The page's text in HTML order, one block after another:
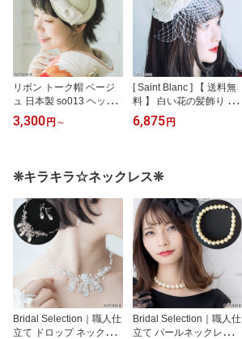
リボン トーク帽 ベージ
ュ 日本製 so013 ヘッド
ドレス トークハット カ
クテルハット 帽子 ミニ
成人式 卒業式 前撮り 振
袖 袴 グログランリボン
オフホワイト クリーム
色 カラー チュール
3,300円 ～
[ Saint Blanc ] 【 送料無
料 】 白い花の髪飾り ホ
ワイトフラワー ヘッドド
レス 髪飾り 白 オフホワ
業式 前撮り 振袖 袴卒業
式髪飾り 成人式髪飾り
チュール髪飾り 白一色
ホワイト ヘアクリップ
パール 花 フラワー
6,875円
❊キラキラ☆ネックレス❊
Bridal Selection｜職人仕
立て ドロップ ネックレ
Bridal Selection｜職人仕
立て パールネックレス 1